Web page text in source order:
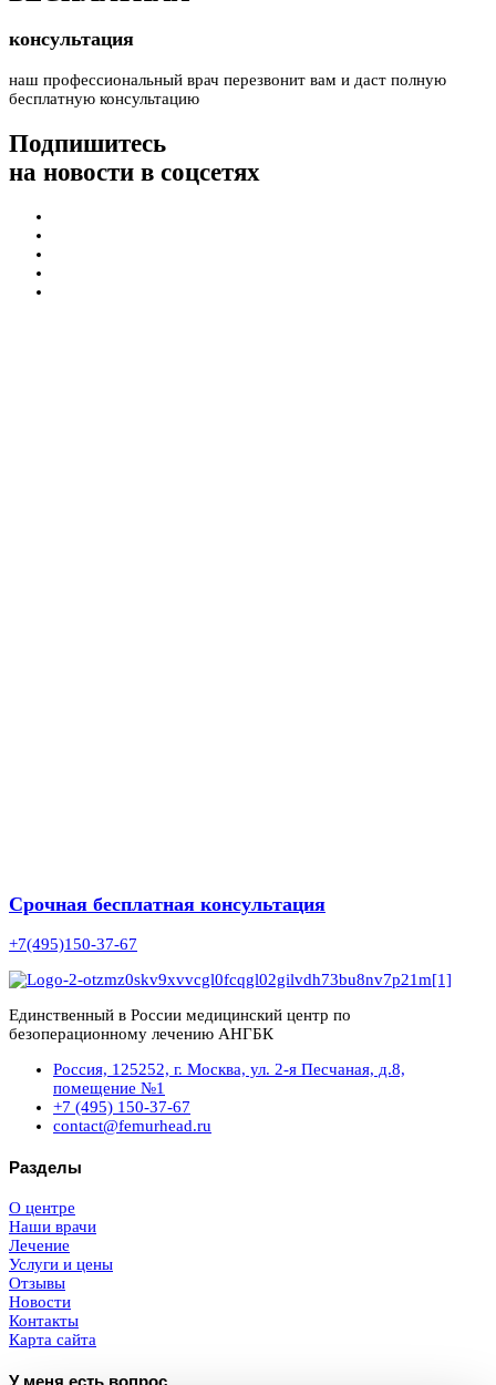
консультация
наш профессиональный врач перезвонит вам и даст полную
бесплатную консультацию
Подпишитесь
на новости в соцсетях
Срочная бесплатная консультация
+7(495)150-37-67
Единственный в России медицинский центр по
безоперационному лечению АНГБК
Россия, 125252, г. Москва, ул. 2-я Песчаная, д.8,
помещение №1
+7 (495) 150-37-67
contact@femurhead.ru
Разделы
О центре
Наши врачи
Лечение
Услуги и цены
Отзывы
Новости
Контакты
Карта сайта